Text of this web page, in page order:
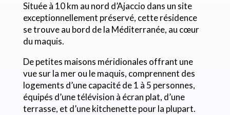
Située à 10 km au nord d’Ajaccio dans un site
exceptionnellement préservé, cette résidence
se trouve au bord de la Méditerranée, au cœur
du maquis.
De petites maisons méridionales offrant une
vue sur la mer ou le maquis, comprennent des
logements d’une capacité de 1 à 5 personnes,
équipés d’une télévision à écran plat, d’une
terrasse, et d’une kitchenette pour la plupart.